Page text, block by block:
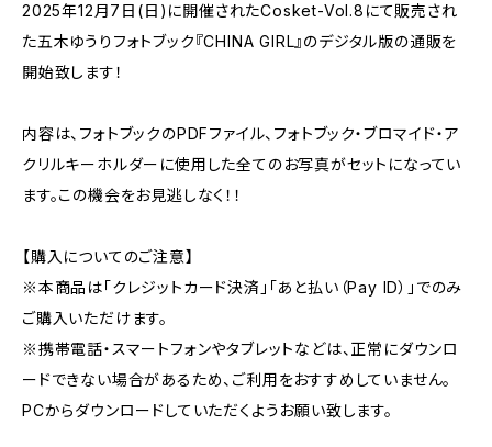
2025年12月7日(日)に開催されたCosket-Vol.8にて販売され
た五木ゆうりフォトブック『CHINA GIRL』のデジタル版の通販を
開始致します！
内容は、フォトブックのPDFファイル、フォトブック・ブロマイド・ア
クリルキーホルダーに使用した全てのお写真がセットになってい
ます。この機会をお見逃しなく！！
【購入についてのご注意】
※本商品は「クレジットカード決済」「あと払い（Pay ID）」でのみ
ご購入いただけます。
※携帯電話・スマートフォンやタブレットなどは、正常にダウンロ
ードできない場合があるため、ご利用をおすすめしていません。
PCからダウンロードしていただくようお願い致します。